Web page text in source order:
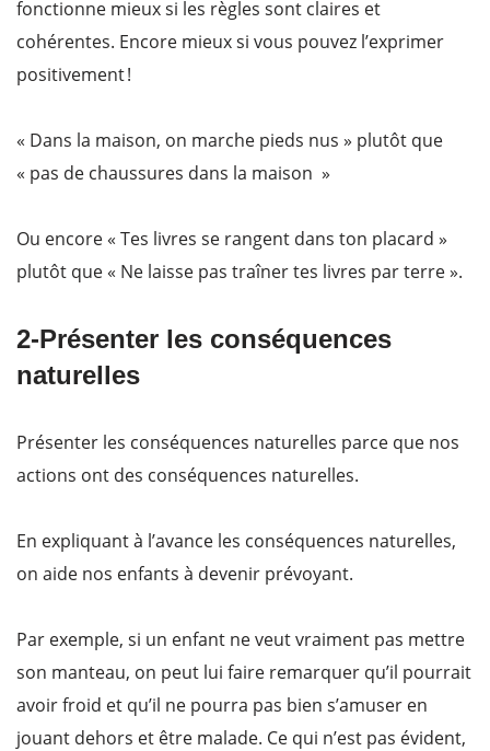
fonctionne mieux si les règles sont claires et
cohérentes. Encore mieux si vous pouvez l’exprimer
positivement !
« Dans la maison, on marche pieds nus » plutôt que
« pas de chaussures dans la maison »
Ou encore « Tes livres se rangent dans ton placard »
plutôt que « Ne laisse pas traîner tes livres par terre ».
2-Présenter les conséquences
naturelles
Présenter les conséquences naturelles parce que nos
actions ont des conséquences naturelles.
En expliquant à l’avance les conséquences naturelles,
on aide nos enfants à devenir prévoyant.
Par exemple, si un enfant ne veut vraiment pas mettre
son manteau, on peut lui faire remarquer qu’il pourrait
avoir froid et qu’il ne pourra pas bien s’amuser en
jouant dehors et être malade. Ce qui n’est pas évident,